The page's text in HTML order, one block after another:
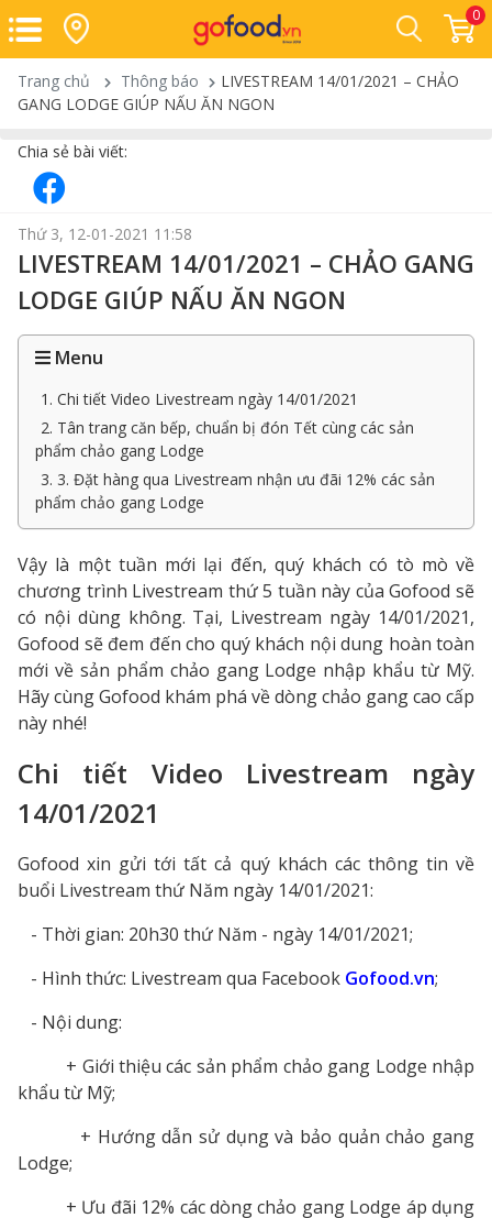
0
Trang chủ Thông báo
LIVESTREAM 14/01/2021 – CHẢO
GANG LODGE GIÚP NẤU ĂN NGON
Chia sẻ bài viết:
Thứ 3, 12-01-2021 11:58
LIVESTREAM 14/01/2021 – CHẢO GANG
LODGE GIÚP NẤU ĂN NGON
Menu
1. Chi tiết Video Livestream ngày 14/01/2021
2. Tân trang căn bếp, chuẩn bị đón Tết cùng các sản
phẩm chảo gang Lodge
3. 3. Đặt hàng qua Livestream nhận ưu đãi 12% các sản
phẩm chảo gang Lodge
Vậy là một tuần mới lại đến, quý khách có tò mò về
chương trình Livestream thứ 5 tuần này của Gofood sẽ
có nội dùng không. Tại, Livestream ngày 14/01/2021,
Gofood sẽ đem đến cho quý khách nội dung hoàn toàn
mới về sản phẩm chảo gang Lodge nhập khẩu từ Mỹ.
Hãy cùng Gofood khám phá về dòng chảo gang cao cấp
này nhé!
Chi tiết Video Livestream ngày
14/01/2021
Gofood xin gửi tới tất cả quý khách các thông tin về
buổi Livestream thứ Năm ngày 14/01/2021:
- Thời gian: 20h30 thứ Năm - ngày 14/01/2021;
- Hình thức: Livestream qua Facebook Gofood.vn;
- Nội dung:
+ Giới thiệu các sản phẩm chảo gang Lodge nhập
khẩu từ Mỹ;
+ Hướng dẫn sử dụng và bảo quản chảo gang
Lodge;
+ Ưu đãi 12% các dòng chảo gang Lodge áp dụng